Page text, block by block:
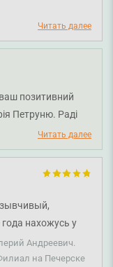
Читать далее
позитивний
Петруню. Раді
зрозумілою та
допомогли
на
Читать далее
нахожусь у
состояние стало
Андреевич.
на Печерске